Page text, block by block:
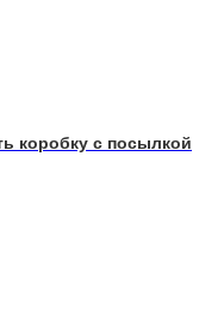
коробку с посылкой